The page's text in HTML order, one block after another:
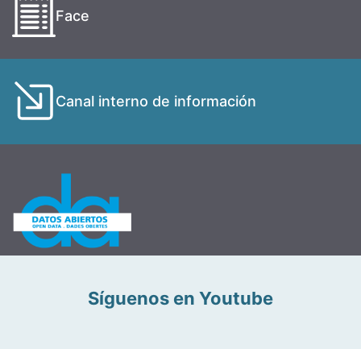
Face
Canal interno de información
Síguenos en Youtube